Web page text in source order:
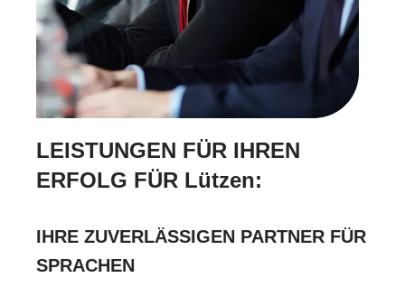
LEISTUNGEN FÜR IHREN
ERFOLG FÜR Lützen:
IHRE ZUVERLÄSSIGEN PARTNER FÜR
SPRACHEN